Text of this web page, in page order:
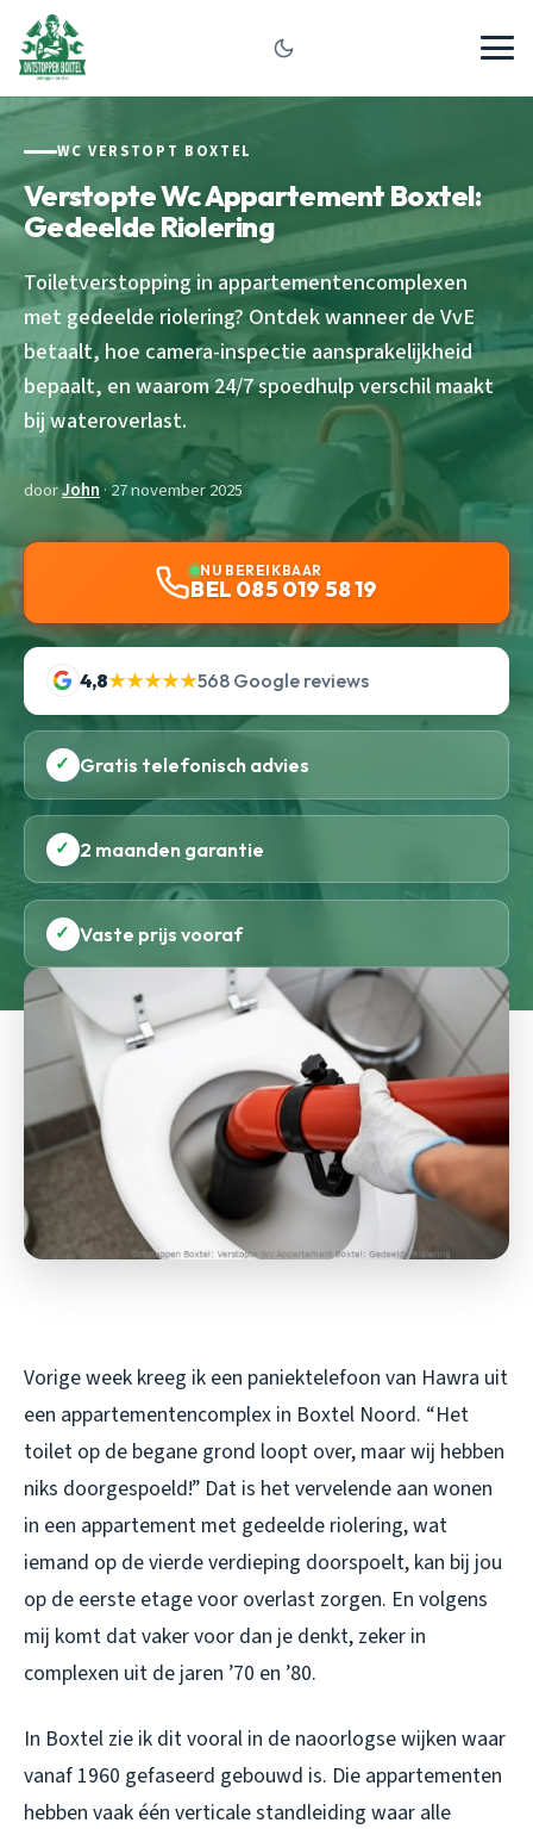
WC VERSTOPT BOXTEL
Verstopte Wc Appartement Boxtel:
Gedeelde Riolering
Toiletverstopping in appartementencomplexen
met gedeelde riolering? Ontdek wanneer de VvE
betaalt, hoe camera-inspectie aansprakelijkheid
bepaalt, en waarom 24/7 spoedhulp verschil maakt
bij wateroverlast.
doorJohn · 27 november 2025
NU BEREIKBAAR
BEL 085 019 58 19
4,8★★★★★568 Google reviews
✓ Gratis telefonisch advies
✓ 2 maanden garantie
✓ Vaste prijs vooraf
Vorige week kreeg ik een paniektelefoon van Hawra uit
een appartementencomplex in Boxtel Noord. “Het
toilet op de begane grond loopt over, maar wij hebben
niks doorgespoeld!” Dat is het vervelende aan wonen
in een appartement met gedeelde riolering, wat
iemand op de vierde verdieping doorspoelt, kan bij jou
op de eerste etage voor overlast zorgen. En volgens
mij komt dat vaker voor dan je denkt, zeker in
complexen uit de jaren ’70 en ’80.
In Boxtel zie ik dit vooral in de naoorlogse wijken waar
vanaf 1960 gefaseerd gebouwd is. Die appartementen
hebben vaak één verticale standleiding waar alle